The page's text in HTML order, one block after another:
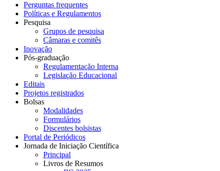
Perguntas frequentes
Políticas e Regulamentos
Pesquisa
Grupos de pesquisa
Câmaras e comitês
Inovação
Pós-graduação
Regulamentação Interna
Legislação Educacional
Editais
Projetos registrados
Bolsas
Modalidades
Formulários
Discentes bolsistas
Portal de Periódicos
Jornada de Iniciação Científica
Principal
Livros de Resumos